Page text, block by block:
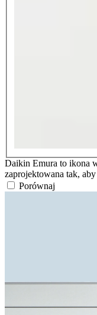
Daikin Emura to ikona
zaprojektowana tak,
Porównaj